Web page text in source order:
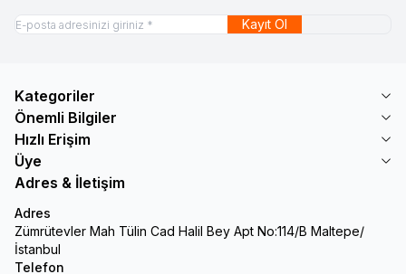
Kayıt Ol
Kategoriler
Önemli Bilgiler
Hızlı Erişim
Üye
Adres & İletişim
Adres
Zümrütevler Mah Tülin Cad Halil Bey Apt No:114/B Maltepe/
İstanbul
Telefon